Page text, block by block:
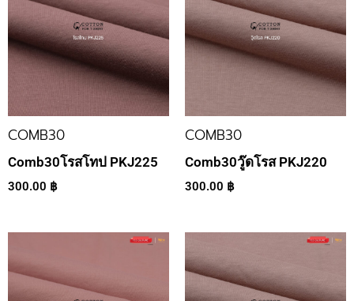
COMB30
Comb30โรสโทป PKJ225
300.00 ฿
COMB30
Comb30วู๊ดโรส PKJ220
300.00 ฿